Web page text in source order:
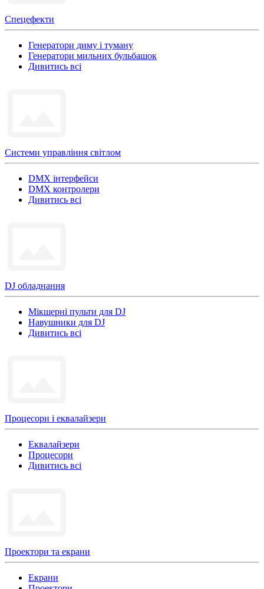
Спецефекти
Генератори диму і туману
Генератори мильних бульбашок
Дивитись всі
Системи управління світлом
DMX інтерфейси
DMX контролери
Дивитись всі
DJ обладнання
Мікшерні пульти для DJ
Навушники для DJ
Дивитись всі
Процесори і еквалайзери
Еквалайзери
Процесори
Дивитись всі
Проектори та екрани
Екрани